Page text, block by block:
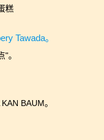
糕
Tawada。
。
BAUM。